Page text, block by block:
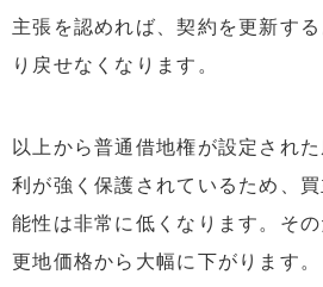
主張を認めれば、契約を更新す
り戻せなくなります。
以上から普通借地権が設定され
利が強く保護されているため、
能性は非常に低くなります。その
更地価格から大幅に下がります。